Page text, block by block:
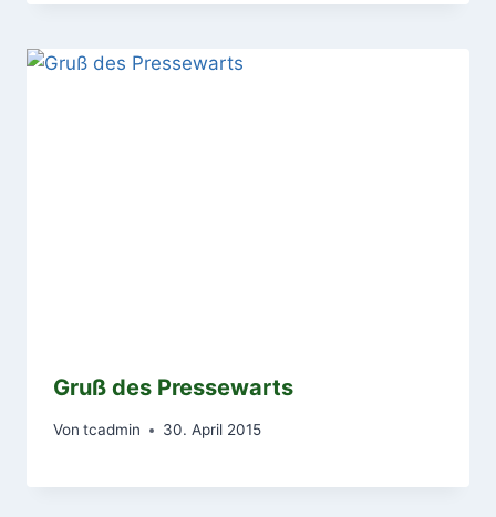
Gruß des Pressewarts
Von tcadmin 30. April 2015